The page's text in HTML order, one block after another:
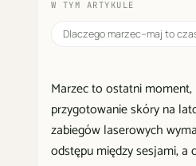
W TYM ARTYKULE
Dlaczego marzec–maj to
Marzec to ostatni moment,
przygotowanie skóry na
zabiegów laserowych
odstępu między sesjami, a